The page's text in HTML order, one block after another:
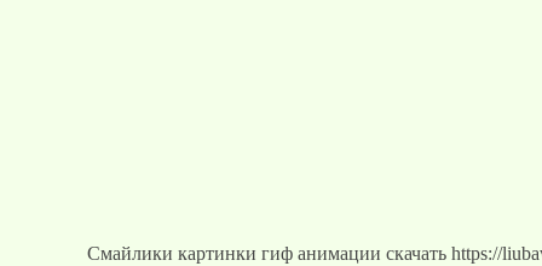
Смайлики картинки гиф анимации скачать https://